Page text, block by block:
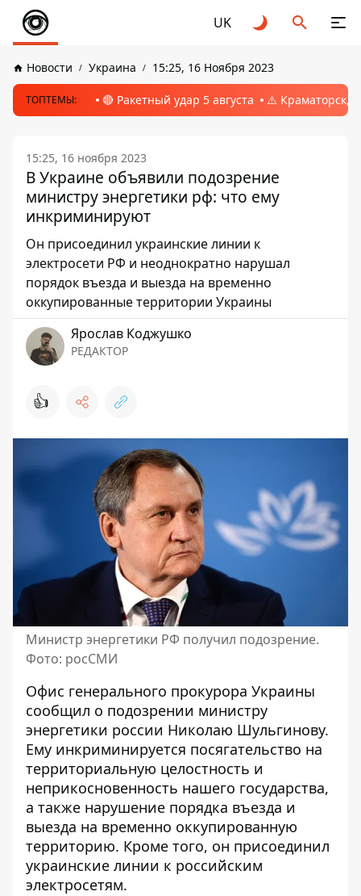
UK
Новости Украина 15:25, 16 Ноября 2023
ТОПТЕМЫ: 🔴 Ракетный удар 5 августа ⚠️ Краматорск,
15:25, 16 ноября 2023
В Украине объявили подозрение
министру энергетики рф: что ему
инкриминируют
Он присоединил украинские линии к
электросети РФ и неоднократно нарушал
порядок въезда и выезда на временно
оккупированные территории Украины
Ярослав Коджушко
РЕДАКТОР
👍
Министр энергетики РФ получил подозрение.
Фото: росСМИ
Офис генерального прокурора Украины
сообщил о подозрении министру
энергетики россии Николаю Шульгинову.
Ему инкриминируется посягательство на
территориальную целостность и
неприкосновенность нашего государства,
а также нарушение порядка въезда и
выезда на временно оккупированную
территорию. Кроме того, он присоединил
украинские линии к российским
электросетям.